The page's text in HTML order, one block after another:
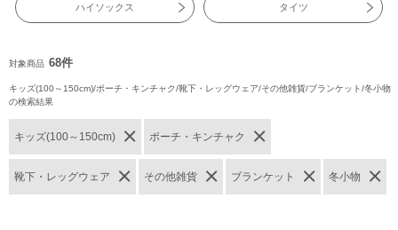
ハイソックス タイツ
対象商品 68件
キッズ(100～150cm)/ポーチ・キンチャク/靴下・レッグウェア/その他雑貨/ブランケット/冬小物
の検索結果
キッズ(100～150cm) ポーチ・キンチャク
靴下・レッグウェア その他雑貨 ブランケット 冬小物